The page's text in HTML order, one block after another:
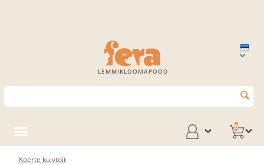
LEMMIKLOOMAPOOD
0
Koerte kuivtoit